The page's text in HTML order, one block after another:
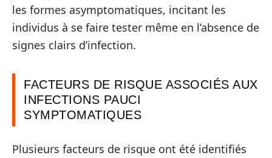
les formes asymptomatiques, incitant les
individus à se faire tester même en l’absence de
signes clairs d’infection.
FACTEURS DE RISQUE ASSOCIÉS AUX
INFECTIONS PAUCI
SYMPTOMATIQUES
Plusieurs facteurs de risque ont été identifiés